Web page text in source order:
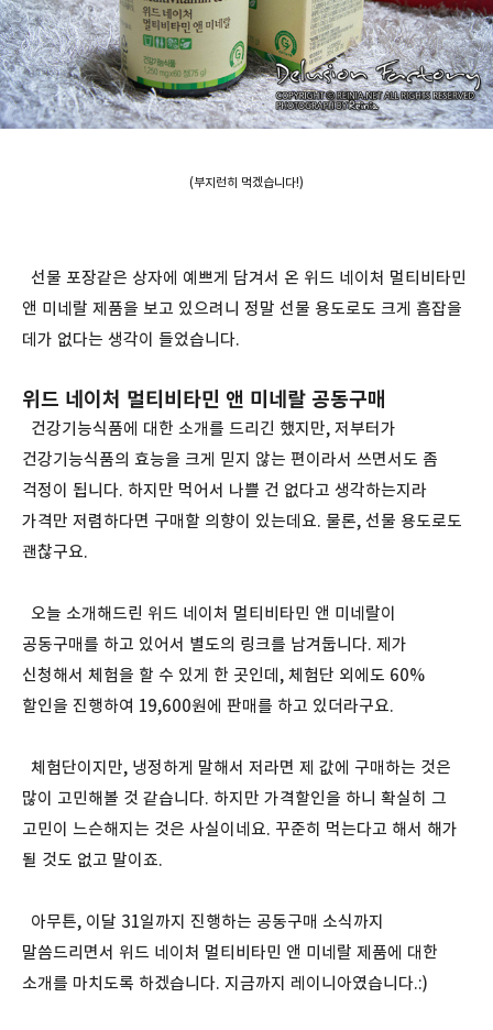
(부지런히 먹겠습니다!)
선물 포장같은 상자에 예쁘게 담겨서 온 위드 네이처 멀티비타민
앤 미네랄 제품을 보고 있으려니 정말 선물 용도로도 크게 흠잡을
데가 없다는 생각이 들었습니다.
위드 네이처 멀티비타민 앤 미네랄 공동구매
건강기능식품에 대한 소개를 드리긴 했지만, 저부터가
건강기능식품의 효능을 크게 믿지 않는 편이라서 쓰면서도 좀
걱정이 됩니다. 하지만 먹어서 나쁠 건 없다고 생각하는지라
가격만 저렴하다면 구매할 의향이 있는데요. 물론, 선물 용도로도
괜찮구요.
오늘 소개해드린 위드 네이처 멀티비타민 앤 미네랄이
공동구매를 하고 있어서 별도의 링크를 남겨둡니다. 제가
신청해서 체험을 할 수 있게 한 곳인데, 체험단 외에도 60%
할인을 진행하여 19,600원에 판매를 하고 있더라구요.
체험단이지만, 냉정하게 말해서 저라면 제 값에 구매하는 것은
많이 고민해볼 것 같습니다. 하지만 가격할인을 하니 확실히 그
고민이 느슨해지는 것은 사실이네요. 꾸준히 먹는다고 해서 해가
될 것도 없고 말이죠.
아무튼, 이달 31일까지 진행하는 공동구매 소식까지
말씀드리면서 위드 네이처 멀티비타민 앤 미네랄 제품에 대한
소개를 마치도록 하겠습니다. 지금까지 레이니아였습니다.:)